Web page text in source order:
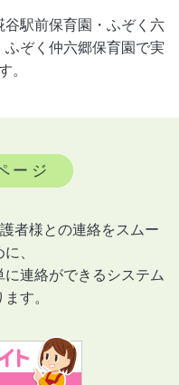
谷駅前保育園・ふぞく六
ぞく仲六郷保育園で実
。
ージ
者様との連絡をスムー
、
連絡ができるシステム
す。